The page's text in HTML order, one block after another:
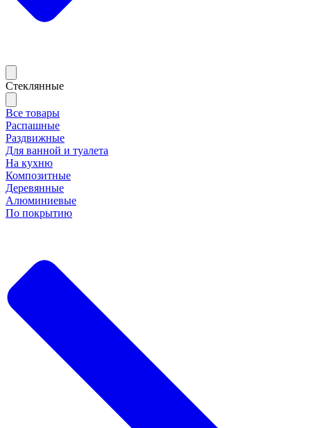
Стеклянные
Все товары
Распашные
Раздвижные
Для ванной и туалета
На кухню
Композитные
Деревянные
Алюминиевые
По покрытию